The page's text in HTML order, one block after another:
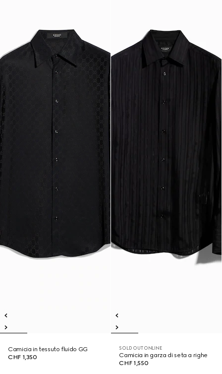
Camicia in tessuto fluido GG
CHF 1,350
SOLD OUT ONLINE
Camicia in garza di seta a righe
CHF 1,550